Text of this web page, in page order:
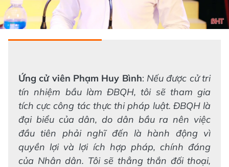
Ứng cử viên Phạm Huy Bình: Nếu được cử tri
tín nhiệm bầu làm ĐBQH, tôi sẽ tham gia
tích cực công tác thực thi pháp luật. ĐBQH là
đại biểu của dân, do dân bầu ra nên việc
đầu tiên phải nghĩ đến là hành động vì
quyền lợi và lợi ích hợp pháp, chính đáng
của Nhân dân. Tôi sẽ thẳng thắn đối thoại,